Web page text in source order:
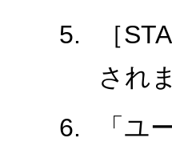
［
され
「ユ